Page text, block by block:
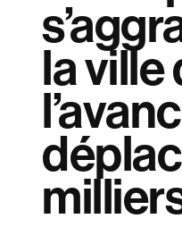
la ville